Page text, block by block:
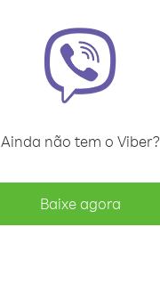
Ainda não tem o Viber?
Baixe agora